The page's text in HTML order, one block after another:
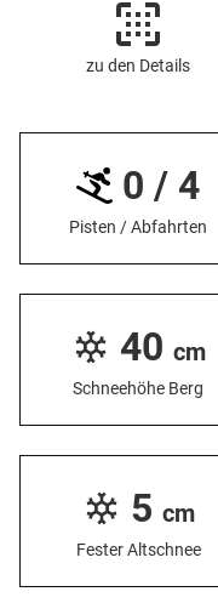
zu den Details
0 / 4
Pisten / Abfahrten
40 cm
Schneehöhe Berg
5 cm
Fester Altschnee